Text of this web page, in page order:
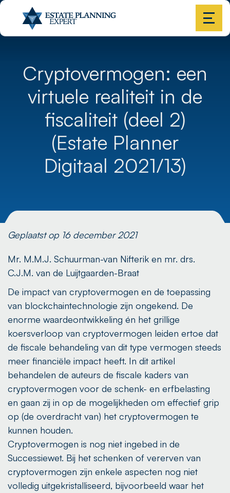
Cryptovermogen: een
virtuele realiteit in de
fiscaliteit (deel 2)
(Estate Planner
Digitaal 2021/13)
Geplaatst op 16 december 2021
Mr. M.M.J. Schuurman-van Nifterik en mr. drs.
C.J.M. van de Luijtgaarden-Braat
De impact van cryptovermogen en de toepassing
van blockchaintechnologie zijn ongekend. De
enorme waardeontwikkeling én het grillige
koersverloop van cryptovermogen leiden ertoe dat
de fiscale behandeling van dit type vermogen steeds
meer financiële impact heeft. In dit artikel
behandelen de auteurs de fiscale kaders van
cryptovermogen voor de schenk- en erfbelasting
en gaan zij in op de mogelijkheden om effectief grip
op (de overdracht van) het cryptovermogen te
kunnen houden.
Cryptovermogen is nog niet ingebed in de
Successiewet. Bij het schenken of vererven van
cryptovermogen zijn enkele aspecten nog niet
volledig uitgekristalliseerd, bijvoorbeeld waar het